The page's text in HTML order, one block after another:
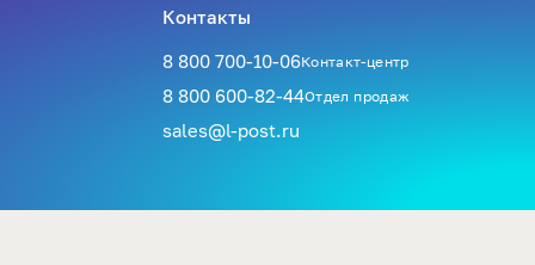
Контакты
8 800 700-10-06Контакт-центр
8 800 600-82-44Отдел продаж
sales@l-post.ru